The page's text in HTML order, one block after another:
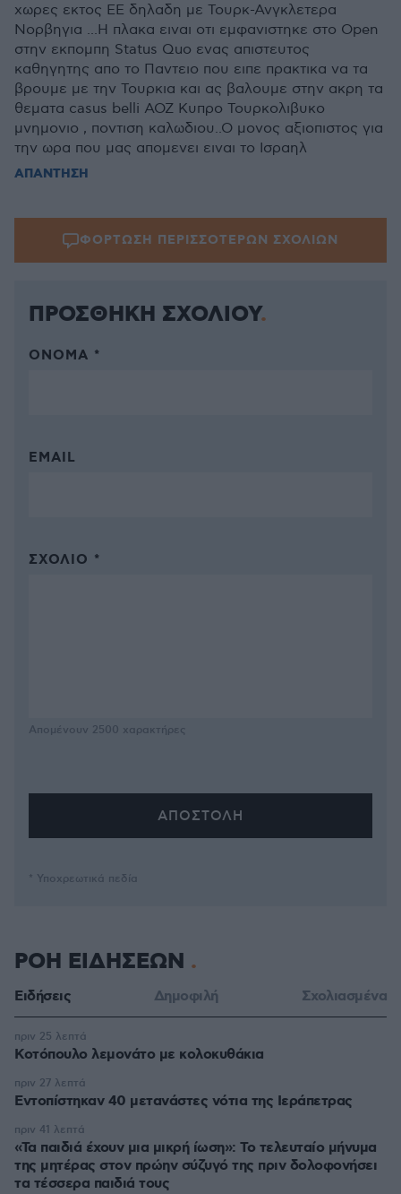
χωρες εκτος ΕΕ δηλαδη με Τουρκ-Ανγκλετερα
Νορβηγια ...Η πλακα ειναι οτι εμφανιστηκε στο Open
στην εκπομπη Status Quo ενας απιστευτος
καθηγητης απο το Παντειο που ειπε πρακτικα να τα
βρουμε με την Τουρκια και ας βαλουμε στην ακρη τα
θεματα casus belli ΑΟΖ Κυπρο Τουρκολιβυκο
μνημονιο , ποντιση καλωδιου..Ο μονος αξιοπιστος για
την ωρα που μας απομενει ειναι το Ισραηλ
ΑΠΑΝΤΗΣΗ
ΦΟΡΤΩΣΗ ΠΕΡΙΣΣΟΤΕΡΩΝ ΣΧΟΛΙΩΝ
ΠΡΟΣΘΗΚΗ ΣΧΟΛΙΟΥ
ΌΝΟΜΑ *
EMAIL
ΣΧΌΛΙΟ *
Απομένουν 2500 χαρακτήρες
* Υποχρεωτικά πεδία
ΡΟΗ ΕΙΔΗΣΕΩΝ
Ειδήσεις Δημοφιλή Σχολιασμένα
Κοτόπουλο λεμονάτο με κολοκυθάκια
πριν 25 λεπτά
Εντοπίστηκαν 40 μετανάστες νότια της Ιεράπετρας
πριν 27 λεπτά
«Τα παιδιά έχουν μια μικρή ίωση»: Το τελευταίο μήνυμα
της μητέρας στον πρώην σύζυγό της πριν δολοφονήσει
τα τέσσερα παιδιά τους
πριν 41 λεπτά